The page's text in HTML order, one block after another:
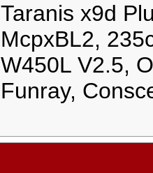
Taranis x9d
McpxBL2,
W450L V2.5,
Funray,